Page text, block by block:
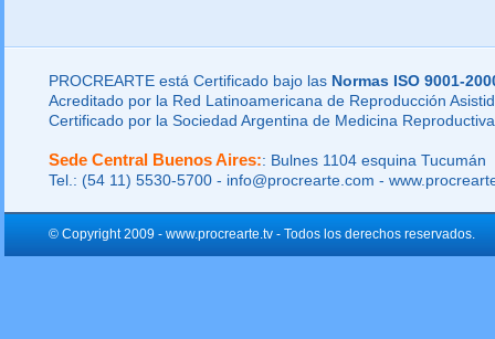
PROCREARTE está Certificado bajo las Normas ISO 9001-
Acreditado por la Red Latinoamericana de Reproducción
Certificado por la Sociedad Argentina de Medicina
Sede Central Buenos Aires:: Bulnes 1104 esquina Tucumán
Tel.: (54 11) 5530-5700 - info@procrearte.com -
© Copyright 2009 - www.procrearte.tv - Todos los derechos reservados.